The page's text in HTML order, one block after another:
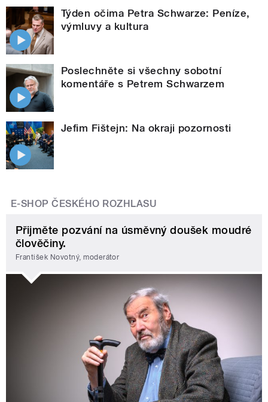
Týden očima Petra Schwarze: Peníze,
výmluvy a kultura
Poslechněte si všechny sobotní
komentáře s Petrem Schwarzem
Jefim Fištejn: Na okraji pozornosti
E-SHOP ČESKÉHO ROZHLASU
Přijměte pozvání na úsměvný doušek moudré
člověčiny.
František Novotný, moderátor